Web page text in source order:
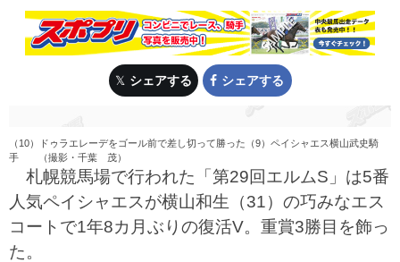
シェアする シェアする
（10）ドゥラエレーデをゴール前で差し切って勝った（9）ペイシャエス横山武史騎
手 （撮影・千葉 茂）
札幌競馬場で行われた「第29回エルムS」は5番
人気ペイシャエスが横山和生（31）の巧みなエス
コートで1年8カ月ぶりの復活V。重賞3勝目を飾っ
た。